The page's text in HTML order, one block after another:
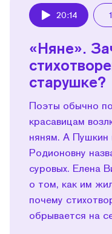
20:14
«Няне».
старушке?
Поэты обычно
красавицам
няням. А Пушкин
Родионовну
суровых. Елена
о том, как им
почему
обрывается на